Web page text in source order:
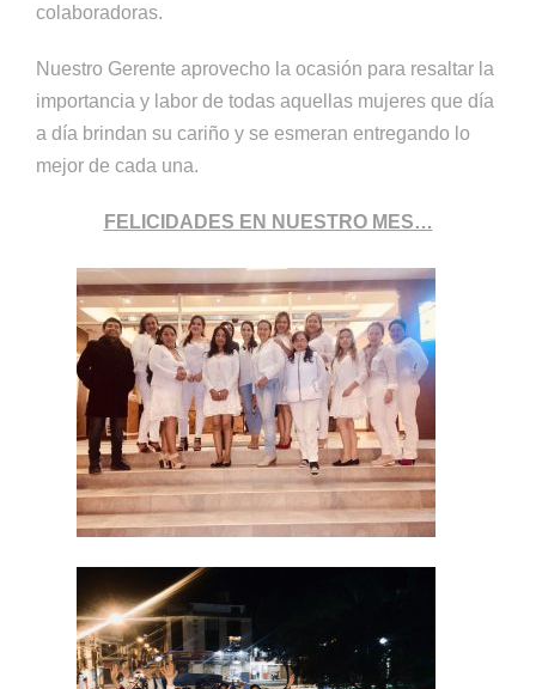
colaboradoras.
Nuestro Gerente aprovecho la ocasión para resaltar la
importancia y labor de todas aquellas mujeres que día
a día brindan su cariño y se esmeran entregando lo
mejor de cada una.
FELICIDADES EN NUESTRO MES…